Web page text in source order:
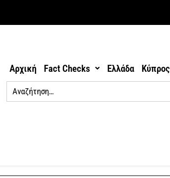
Αρχική Fact Checks Ελλάδα Κύπρος